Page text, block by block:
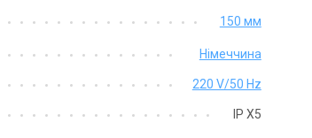
Відгуки 6 В наявності
150 мм
Німеччина
220 V/50 Hz
IP X5